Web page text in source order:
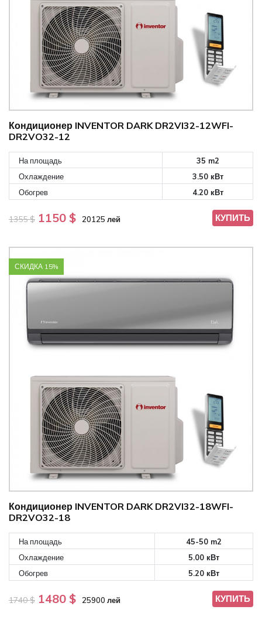
Кондиционер INVENTOR DARK DR2VI32-12WFI-
DR2VO32-12
На площадь
35 m2
Охлаждение
3.50 кВт
Обогрев
4.20 кВт
1355 $ 1150 $ 20125 лей КУПИТЬ
СКИДКА 15%
Кондиционер INVENTOR DARK DR2VI32-18WFI-
DR2VO32-18
На площадь
45-50 m2
Охлаждение
5.00 кВт
Обогрев
5.20 кВт
1740 $ 1480 $ 25900 лей КУПИТЬ